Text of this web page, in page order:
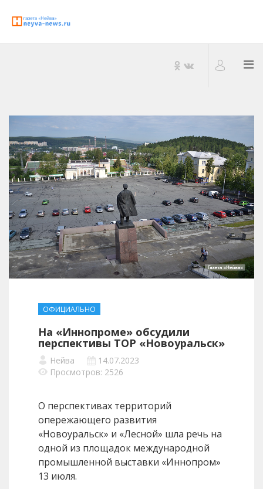
ОФИЦИАЛЬНО
На «Иннопроме» обсудили
перспективы ТОР «Новоуральск»
Нейва
14.07.2023
Просмотров: 2526
О перспективах территорий
опережающего развития
«Новоуральск» и «Лесной» шла речь на
одной из площадок международной
промышленной выставки «Иннопром»
13 июля.